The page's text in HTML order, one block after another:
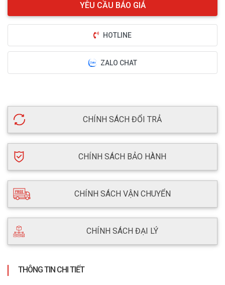
HOTLINE
ZALO CHAT
CHÍNH SÁCH ĐỔI TRẢ
CHÍNH SÁCH BẢO HÀNH
CHÍNH SÁCH VẬN CHUYỂN
CHÍNH SÁCH ĐẠI LÝ
THÔNG TIN CHI TIẾT